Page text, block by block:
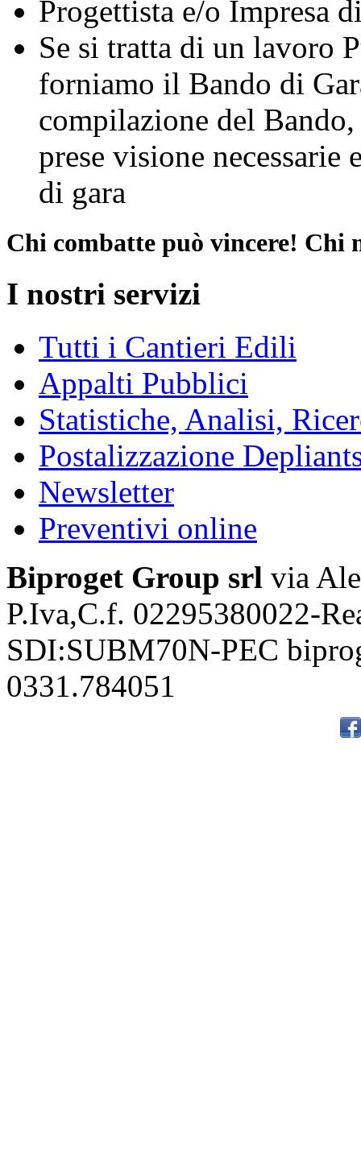
Progettista e/o Impresa
Se si tratta di un lavoro
forniamo il Bando di
compilazione del
prese visione
di gara
Chi combatte può vincere! Chi
I nostri servizi
Tutti i Cantieri Edili
Appalti Pubblici
Statistiche, Analisi,
Postalizzazione
Newsletter
Preventivi online
Biproget Group srl via
P.Iva,C.f. 02295380022-
SDI:SUBM70N-PEC
0331.784051